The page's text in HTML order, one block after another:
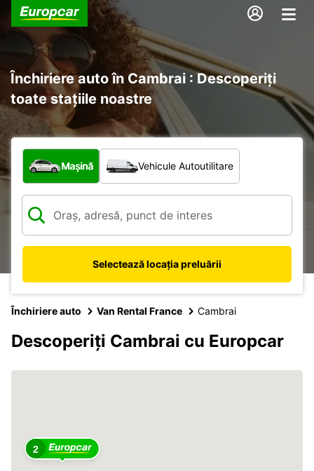
Închiriere auto în Cambrai : Descoperiți
toate stațiile noastre
Ce tip de vehicul?
Mașină Vehicule Autoutilitare
Selectează locația preluării
Închiriere auto Van Rental France Cambrai
Descoperiți Cambrai cu Europcar
2